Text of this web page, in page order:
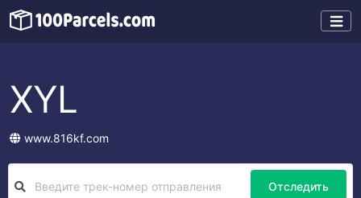
XYL
www.816kf.com
Отследить